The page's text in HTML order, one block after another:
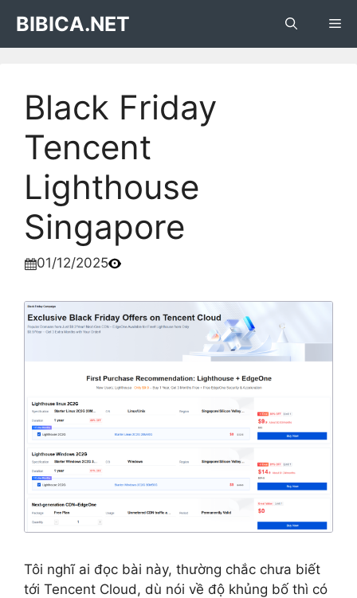
content
BIBICA.NET
Black Friday
Tencent
Lighthouse
Singapore
01/12/2025
Tôi nghĩ ai đọc bài này, thường chắc chưa biết
tới Tencent Cloud, dù nói về độ khủng bố thì có